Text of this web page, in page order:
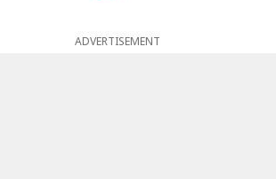
ADVERTISEMENT